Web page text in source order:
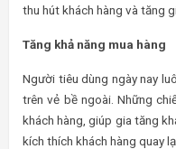
thu hút khách hàng và tăng
Tăng khả năng mua hàng
Người tiêu dùng ngày nay
trên vẻ bề ngoài. Những
khách hàng, giúp gia tăng
kích thích khách hàng quay